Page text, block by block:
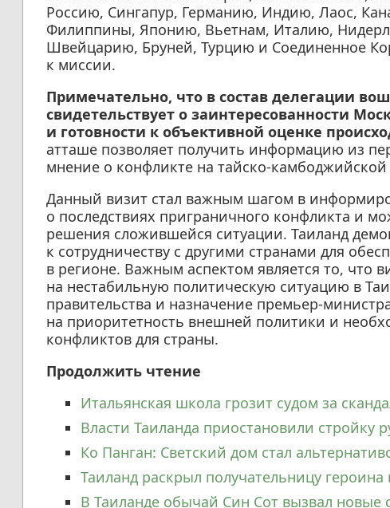
Россию, Сингапур, Германию, Индию, Лаос,
Филиппины, Японию, Вьетнам, Италию,
Швейцарию, Бруней, Турцию и Соединенное
к миссии.
Примечательно, что в состав делегации
свидетельствует о заинтересованности
и готовности к объективной оценке
атташе позволяет получить информацию из
мнение о конфликте на тайско-камбоджийской
Данный визит стал важным шагом в
о последствиях приграничного конфликта и
решения сложившейся ситуации. Таиланд
к сотрудничеству с другими странами для
в регионе. Важным аспектом является то, что
на нестабильную политическую ситуацию в
правительства и назначение премьер-
на приоритетность внешней политики и
конфликтов для страны.
Продолжить чтение
Итальянская школа грозит судом за
Власти Таиланда приостановили стройку
Ко Панган: Светский дом стал
Таиланд раскрыл получательницу героина
В Таиланде обычай Син Сот вызвал новые